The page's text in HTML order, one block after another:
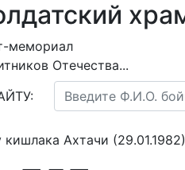
мемориал
Отечества...
Ахтачи (29.01.1982)